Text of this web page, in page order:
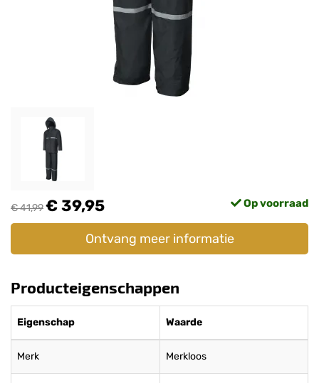
€ 41,99€ 39,95 Op voorraad
Ontvang meer informatie
Producteigenschappen
Eigenschap Waarde
Merk Merkloos